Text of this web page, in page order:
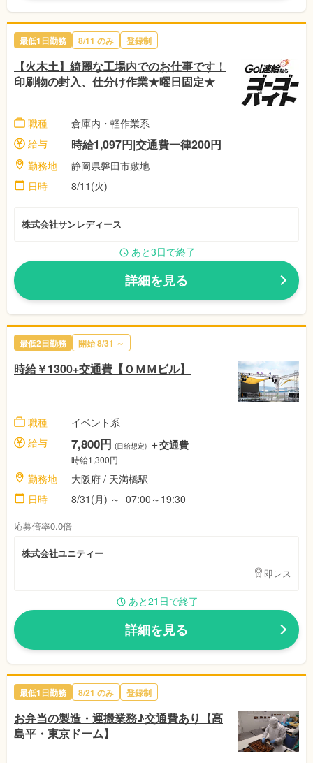
最低1日勤務 8/11 のみ 登録制
【火木土】綺麗な工場内でのお仕事です！
印刷物の封入、仕分け作業★曜日固定★
職種
倉庫内・軽作業系
給与
時給1,097円|交通費一律200円
勤務地
静岡県磐田市敷地
日時
8/11(火)
株式会社サンレディース
あと3日で終了
詳細を見る
最低2日勤務 開始8/31 ～
時給￥1300+交通費【ＯＭＭビル】
職種
イベント系
給与
7,800円 (日給想定) ＋交通費
時給1,300円
勤務地 大阪府 / 天満橋駅
日時
8/31(月) ～ 07:00～19:30
応募倍率0.0倍
株式会社ユニティー
即レス
あと21日で終了
詳細を見る
最低1日勤務 8/21 のみ 登録制
お弁当の製造・運搬業務♪交通費あり【高
島平・東京ドーム】